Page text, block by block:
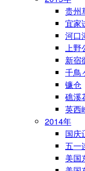
贵州
宜家
河口
上野
新宿
千鳥
镰仓
礁溪
英西
2014年
国庆
五一
美国